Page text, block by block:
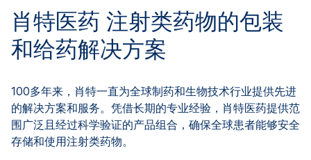
肖特医药 注射类药物的包装
和给药解决方案
100多年来，肖特一直为全球制药和生物技术行业提供先进
的解决方案和服务。凭借长期的专业经验，肖特医药提供范
围广泛且经过科学验证的产品组合，确保全球患者能够安全
存储和使用注射类药物。